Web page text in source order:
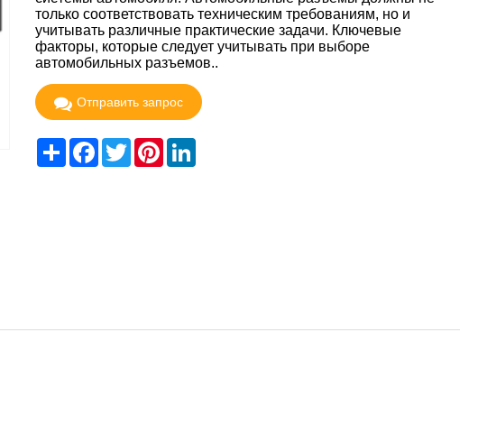
только соответствовать техническим требованиям, но и
учитывать различные практические задачи. Ключевые
факторы, которые следует учитывать при выборе
автомобильных разъемов..
Отправить запрос
ShareFacebook
TwitterPinterestLinkedIn